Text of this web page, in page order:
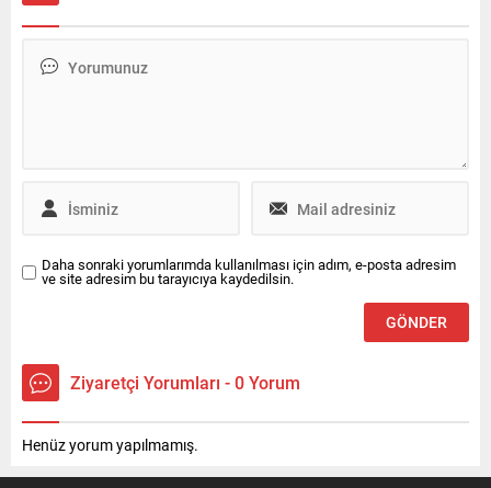
Daha sonraki yorumlarımda kullanılması için adım, e-posta adresim
ve site adresim bu tarayıcıya kaydedilsin.
Ziyaretçi Yorumları - 0 Yorum
Henüz yorum yapılmamış.